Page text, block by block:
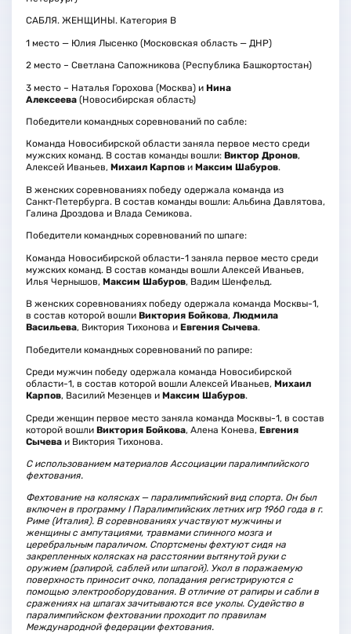
САБЛЯ. ЖЕНЩИНЫ. Категория В
1 место — Юлия Лысенко (Московская область — ДНР)
2 место – Светлана Сапожникова (Республика Башкортостан)
3 место – Наталья Горохова (Москва) и Нина
Алексеева(Новосибирская область)
Победители командных соревнований по сабле:
Команда Новосибирской области заняла первое место среди
мужских команд. В состав команды вошли: Виктор Дронов,
Алексей Иваньев, Михаил Карпови Максим Шабуров.
В женских соревнованиях победу одержала команда из
Санкт‑Петербурга. В состав команды вошли: Альбина Давлятова,
Галина Дроздова и Влада Семикова.
Победители командных соревнований по шпаге:
Команда Новосибирской области-1 заняла первое место среди
мужских команд. В состав команды вошли Алексей Иваньев,
Илья Чернышов, Максим Шабуров, Вадим Шенфельд.
В женских соревнованиях победу одержала команда Москвы-1,
в состав которой вошли Виктория Бойкова, Людмила
Васильева, Виктория Тихонова и Евгения Сычева.
Победители командных соревнований по рапире:
Среди мужчин победу одержала команда Новосибирской
области-1, в состав которой вошли Алексей Иваньев, Михаил
Карпов, Василий Мезенцев и Максим Шабуров.
Среди женщин первое место заняла команда Москвы-1, в состав
которой вошли Виктория Бойкова, Алена Конева, Евгения
Сычеваи Виктория Тихонова.
С использованием материалов Ассоциации паралимпийского
фехтования.
Фехтование на колясках — паралимпийский вид спорта. Он был
включен в программу I Паралимпийских летних игр 1960 года в г.
Риме (Италия). В соревнованиях участвуют мужчины и
женщины с ампутациями, травмами спинного мозга и
церебральным параличом. Спортсмены фехтуют сидя на
закрепленных колясках на расстоянии вытянутой руки с
оружием (рапирой, саблей или шпагой). Укол в поражаемую
поверхность приносит очко, попадания регистрируются с
помощью электрооборудования. В отличие от рапиры и сабли в
сражениях на шпагах зачитываются все уколы. Судейство в
паралимпийском фехтовании проходит по правилам
Международной федерации фехтования.